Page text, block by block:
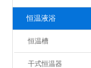
恒温液浴
恒温槽
干式恒温器